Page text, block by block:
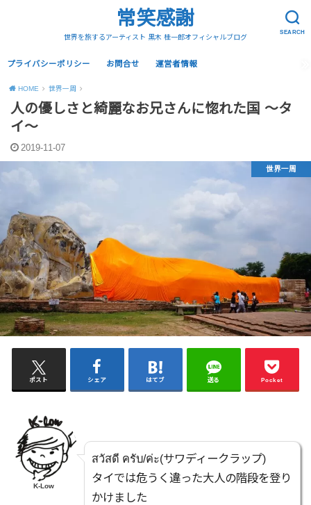
SEARCH
常笑感謝
世界を旅するアーティスト 黒木 桂一郎オフィシャルブログ
プライバシーポリシー お問合せ 運営者情報
HOME 世界一周
人の優しさと綺麗なお兄さんに惚れた国 〜タ
イ〜
2019-11-07
世界一周
ポスト シェア はてブ 送る Pocket
K-Low
สวัสดี ครับ/ค่ะ(サワディークラップ)
タイでは危うく違った大人の階段を登り
かけました